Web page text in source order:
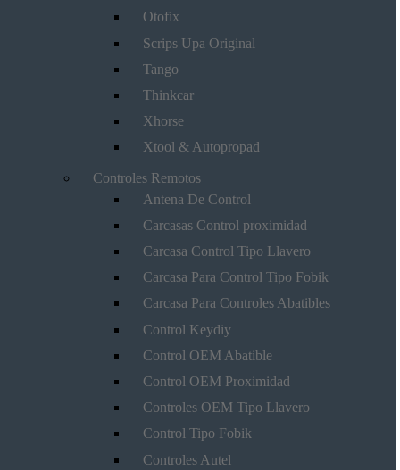
Otofix
Scrips Upa Original
Tango
Thinkcar
Xhorse
Xtool & Autopropad
Controles Remotos
Antena De Control
Carcasas Control proximidad
Carcasa Control Tipo Llavero
Carcasa Para Control Tipo Fobik
Carcasa Para Controles Abatibles
Control Keydiy
Control OEM Abatible
Control OEM Proximidad
Controles OEM Tipo Llavero
Control Tipo Fobik
Controles Autel